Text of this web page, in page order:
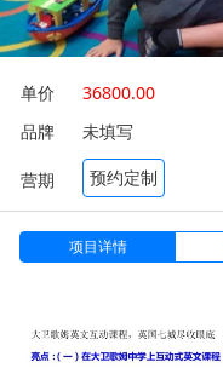
单价
36800.00
品牌
未填写
营期 预约定制
项目详情